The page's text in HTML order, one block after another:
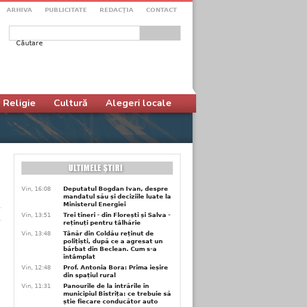
ARHIVA PUBLICITATE REDACŢIA CONTACT
Formular de căutare
Religie Cultură Alegeri locale
Vin, 16:08
Deputatul Bogdan Ivan, despre
mandatul său și deciziile luate la
Ministerul Energiei
Vin, 13:51
Trei tineri - din Florești și Salva -
reținuți pentru tâlhărie
Vin, 13:48
Tânăr din Coldău reținut de
polițiști, după ce a agresat un
bărbat din Beclean. Cum s-a
întâmplat
Vin, 12:48
Prof. Antonia Bora: Prima ieșire
din spațiul rural
Vin, 11:31
Panourile de la intrările în
municipiul Bistrița: ce trebuie să
știe fiecare conducător auto